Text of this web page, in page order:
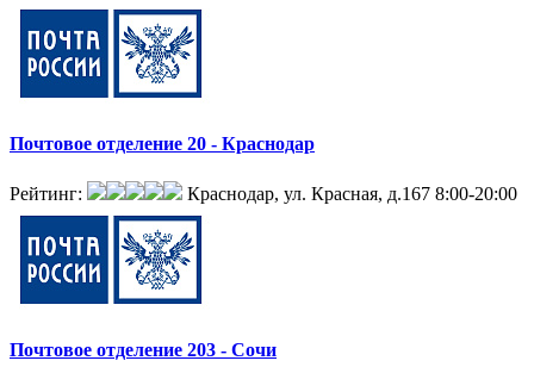
Почтовое отделение 20 - Краснодар
Рейтинг: Краснодар, ул. Красная, д.167 8:00-20:00
Почтовое отделение 203 - Сочи